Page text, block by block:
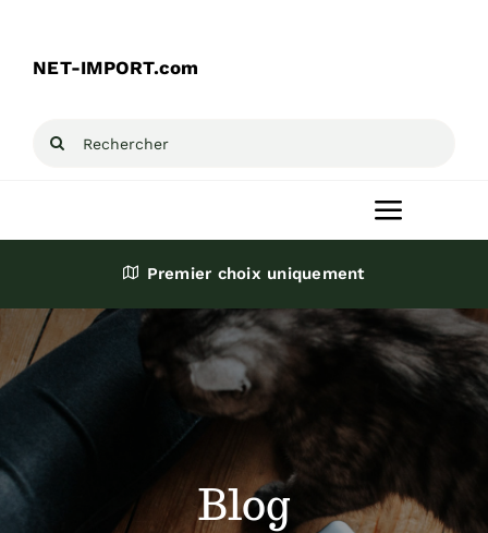
contenu
NET-IMPORT.com
Rechercher:
Toggle
Produits
Destockage
Conseils de pose
Premier choix uniquement
Blog